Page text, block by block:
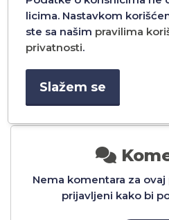
TYPE-C TO TYPE-C 60W
PD 1M BELI
1.392,00 RSD
Nema komentara za
prijavljeni kako bi
licima. Nastavkom
ste sa našim pravilima
privatnosti.
Slažem se